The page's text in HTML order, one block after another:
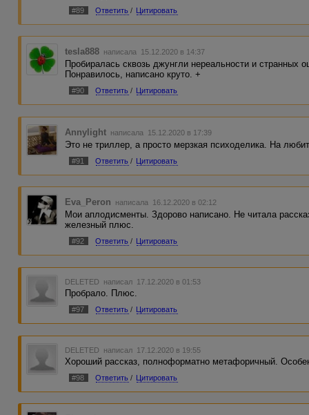
#89 Ответить / Цитировать
tesla888 написала 15.12.2020 в 14:37
Пробиралась сквозь джунгли нереальности и странных
Понравилось, написано круто. +
#90 Ответить / Цитировать
Annylight написала 15.12.2020 в 17:39
Это не триллер, а просто мерзкая психоделика. На
#91 Ответить / Цитировать
Eva_Peron написала 16.12.2020 в 02:12
Мои аплодисменты. Здорово написано. Не читала
железный плюс.
#92 Ответить / Цитировать
DELETED написал 17.12.2020 в 01:53
Пробрало. Плюс.
#97 Ответить / Цитировать
DELETED написал 17.12.2020 в 19:55
Хороший рассказ, полноформатно метафоричный.
#98 Ответить / Цитировать